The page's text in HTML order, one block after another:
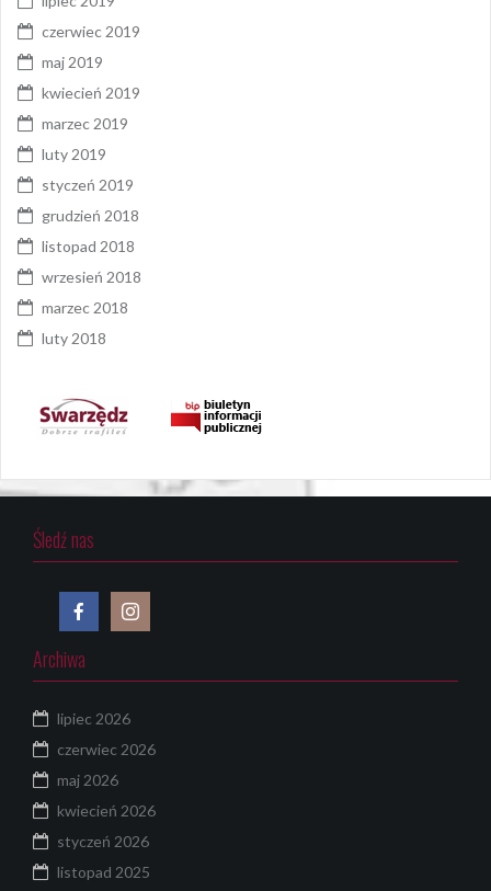
czerwiec 2019
maj 2019
kwiecień 2019
marzec 2019
luty 2019
styczeń 2019
grudzień 2018
listopad 2018
wrzesień 2018
marzec 2018
luty 2018
Śledź nas
Archiwa
lipiec 2026
czerwiec 2026
maj 2026
kwiecień 2026
styczeń 2026
listopad 2025